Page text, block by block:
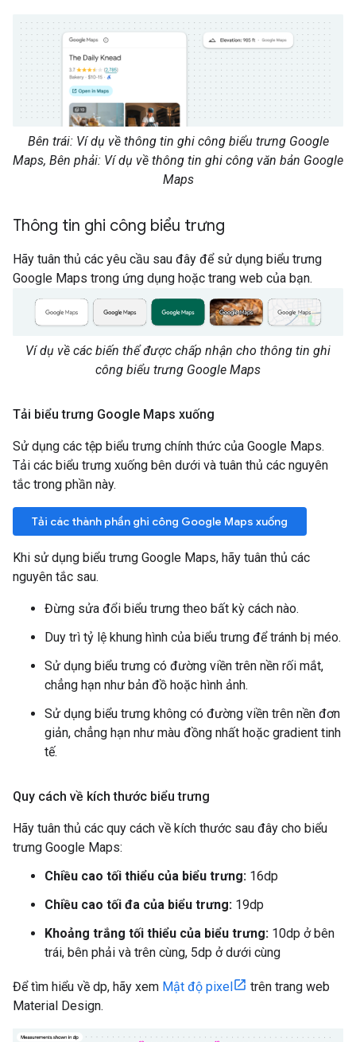
Bên trái: Ví dụ về thông tin ghi công biểu trưng Google
Maps, Bên phải: Ví dụ về thông tin ghi công văn bản Google
Maps
Thông tin ghi công biểu trưng
Hãy tuân thủ các yêu cầu sau đây để sử dụng biểu trưng
Google Maps trong ứng dụng hoặc trang web của bạn.
Ví dụ về các biến thể được chấp nhận cho thông tin ghi
công biểu trưng Google Maps
Tải biểu trưng Google Maps xuống
Sử dụng các tệp biểu trưng chính thức của Google Maps.
Tải các biểu trưng xuống bên dưới và tuân thủ các nguyên
tắc trong phần này.
Tải các thành phần ghi công Google Maps xuống
Khi sử dụng biểu trưng Google Maps, hãy tuân thủ các
nguyên tắc sau.
Đừng sửa đổi biểu trưng theo bất kỳ cách nào.
Duy trì tỷ lệ khung hình của biểu trưng để tránh bị méo.
Sử dụng biểu trưng có đường viền trên nền rối mắt,
chẳng hạn như bản đồ hoặc hình ảnh.
Sử dụng biểu trưng không có đường viền trên nền đơn
giản, chẳng hạn như màu đồng nhất hoặc gradient tinh
tế.
Quy cách về kích thước biểu trưng
Hãy tuân thủ các quy cách về kích thước sau đây cho biểu
trưng Google Maps:
Chiều cao tối thiểu của biểu trưng: 16dp
Chiều cao tối đa của biểu trưng: 19dp
Khoảng trắng tối thiểu của biểu trưng: 10dp ở bên
trái, bên phải và trên cùng, 5dp ở dưới cùng
Để tìm hiểu về dp, hãy xem Mật độ pixel
trên trang web
Material Design.